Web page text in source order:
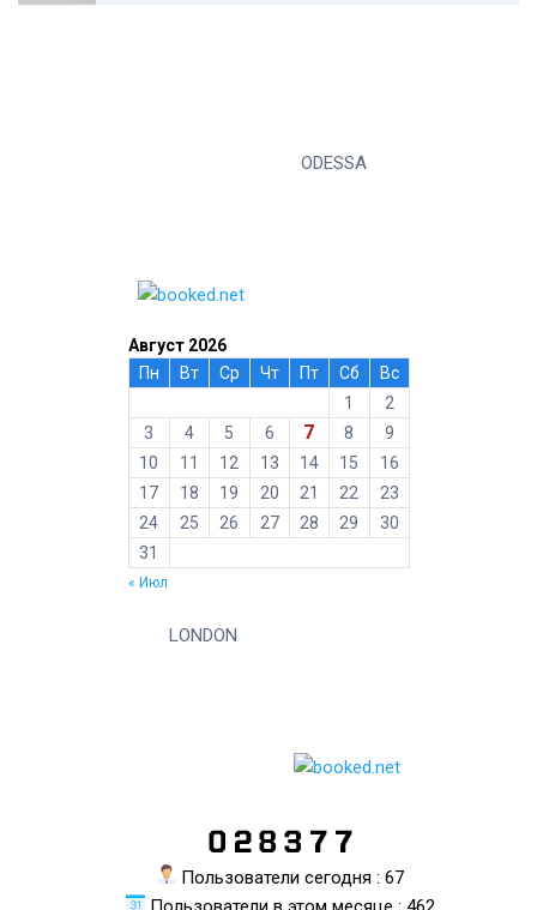
ODESSA
Август 2026
Пн
Вт Ср Чт Пт Сб
Вс
1
2
3
4 5 6 7 8
9
10
11 12 13 14 15
16
17
18 19 20 21 22
23
24
25 26 27 28 29
30
31
« Июл
LONDON
Пользователи сегодня : 67